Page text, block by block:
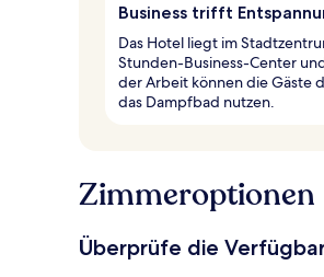
Business trifft
Das Hotel liegt im
Stunden-Business-Center
der Arbeit können die Gäste
das Dampfbad nutzen.
Zimmeroptionen
Überprüfe die